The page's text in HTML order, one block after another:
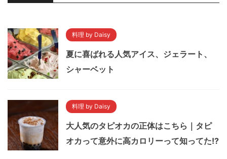
料理 by Daisy
夏に喜ばれる人気アイス、ジェラート、
シャーベット
料理 by Daisy
大人気のタピオカの正体はこちら｜タピ
オカって意外に高カロリーって知ってた!?